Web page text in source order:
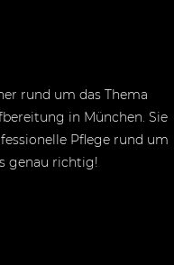
rund um das Thema
in München. Sie
Pflege rund um
genau richtig!